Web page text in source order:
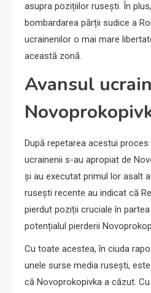
asupra pozițiilor rusești. În
bombardarea părții sudice a
ucrainenilor o mai mare
această zonă.
Avansul
După repetarea acestui
ucrainenii s-au apropiat de
și au executat primul lor asalt
rusești recente au indicat că
pierdut poziții cruciale în
potențialul pierderii
Cu toate acestea, în ciuda
unele surse media rusești,
că Novoprokopivka a căzut.